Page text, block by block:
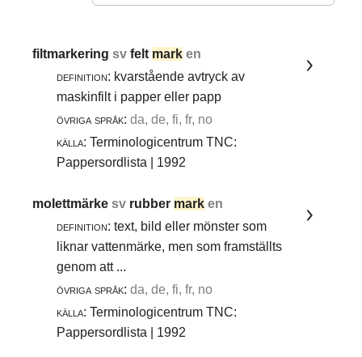
filtmarkeringsvfelt mark en
definition: kvarstående avtryck av
maskinfilt i papper eller papp
övriga språk: da, de, fi, fr, no
källa: Terminologicentrum TNC:
Pappersordlista | 1992
molettmärkesv rubber mark en
definition: text, bild eller mönster som
liknar vattenmärke, men som framställts
genom att ...
övriga språk: da, de, fi, fr, no
källa: Terminologicentrum TNC:
Pappersordlista | 1992